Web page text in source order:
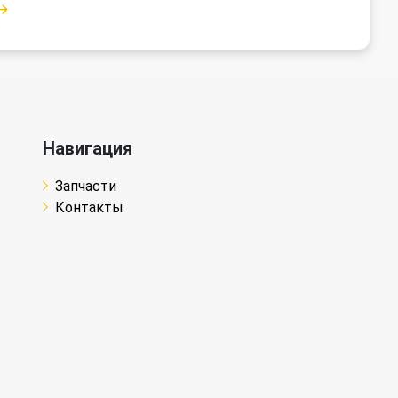
Навигация
Запчасти
Контакты